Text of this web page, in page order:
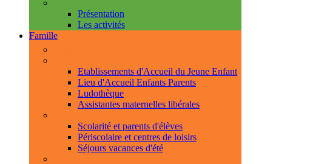
Présentation
Les activités
Famille
Etablissements d'Accueil du Jeune Enfant
Lieu d'Accueil Enfants Parents
Ludothèque
Assistantes maternelles libérales
Scolarité et parents d'élèves
Périscolaire et centres de loisirs
Séjours vacances d'été